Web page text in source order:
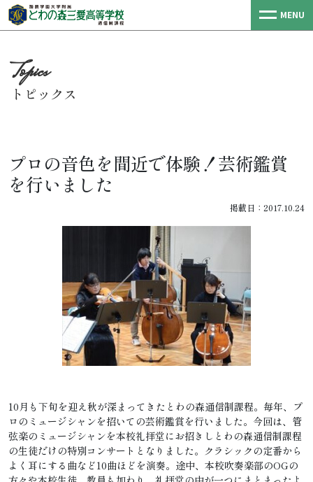
MENU
トピックス
プロの音色を間近で体験！芸術鑑賞
を行いました
掲載日：2017.10.24
10月も下旬を迎え秋が深まってきたとわの森通信制課程。毎年、プ
ロのミュージシャンを招いての芸術鑑賞を行いました。今回は、管
弦楽のミュージシャンを本校礼拝堂にお招きしとわの森通信制課程
の生徒だけの特別コンサートとなりました。クラシックの定番から
よく耳にする曲など10曲ほどを演奏。途中、本校吹奏楽部のOGの